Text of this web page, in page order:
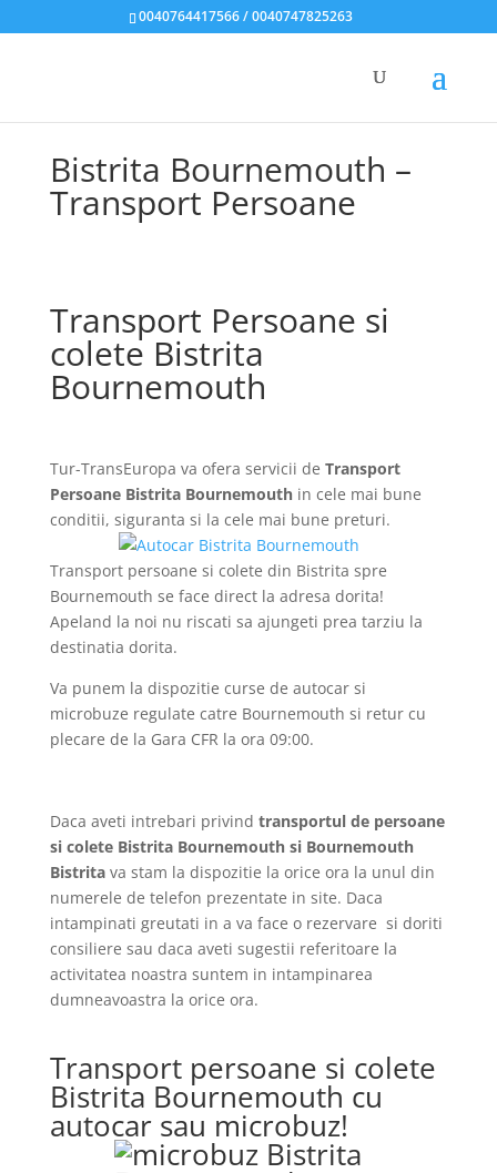
0040764417566 / 0040747825263
Bistrita Bournemouth –
Transport Persoane
Transport Persoane si
colete Bistrita
Bournemouth
Tur-TransEuropa va ofera servicii de Transport
Persoane Bistrita Bournemouthin cele mai bune
conditii, siguranta si la cele mai bune preturi.
Transport persoane si colete din Bistrita spre
Bournemouth se face direct la adresa dorita!
Apeland la noi nu riscati sa ajungeti prea tarziu la
destinatia dorita.
Va punem la dispozitie curse de autocar si
microbuze regulate catre Bournemouth si retur cu
plecare de la Gara CFR la ora 09:00.
Daca aveti intrebari privind transportul de persoane
si colete Bistrita Bournemouth si Bournemouth
Bistrita va stam la dispozitie la orice ora la unul din
numerele de telefon prezentate in site. Daca
intampinati greutati in a va face o rezervare si doriti
consiliere sau daca aveti sugestii referitoare la
activitatea noastra suntem in intampinarea
dumneavoastra la orice ora.
Transport persoane si colete
Bistrita Bournemouth cu
autocar sau microbuz!